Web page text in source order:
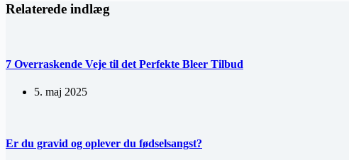
Relaterede indlæg
7 Overraskende Veje til det Perfekte Bleer Tilbud
5. maj 2025
Er du gravid og oplever du fødselsangst?